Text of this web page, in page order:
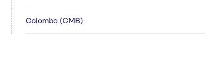
Colombo (CMB)